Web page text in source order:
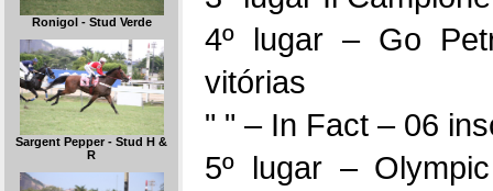
Ronigol - Stud Verde
Sargent Pepper - Stud H &
R
4º lugar – Go
vitórias
" " – In Fact – 06
5º lugar –